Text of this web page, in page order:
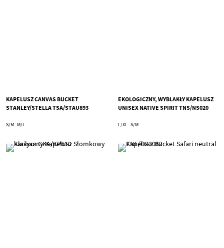
KAPELUSZ CANVAS BUCKET
STANLEY/STELLA TSA/STAU893
S/M M/L
EKOLOGICZNY, WYBLAKŁY KAPELUSZ
UNISEX NATIVE SPIRIT TNS/NS020
L/XL S/M